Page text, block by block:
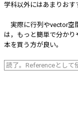
学科以外にはあまりおす
実際に行列やvector空
は，もっと簡単で分かり
本を買う方が良い。
読了。Referenceとして